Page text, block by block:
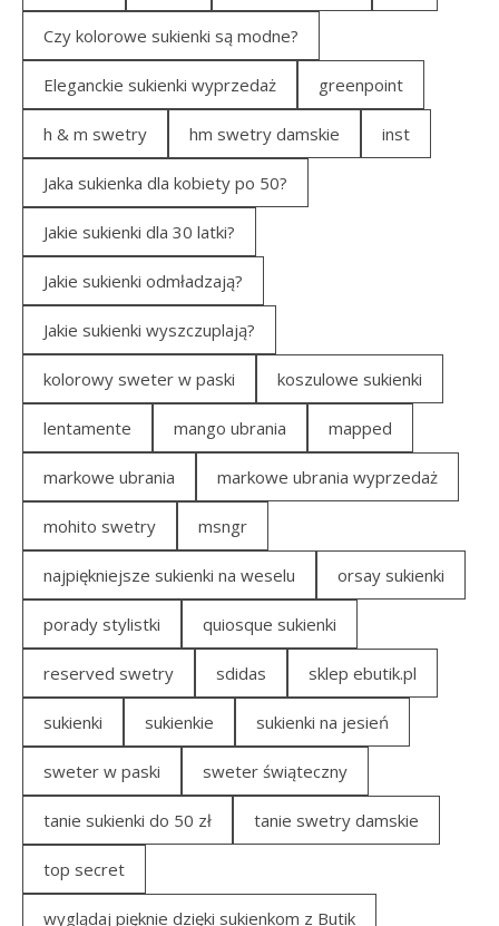
Czy kolorowe sukienki są modne?
Eleganckie sukienki wyprzedaż greenpoint
h & m swetry hm swetry damskie inst
Jaka sukienka dla kobiety po 50?
Jakie sukienki dla 30 latki?
Jakie sukienki odmładzają?
Jakie sukienki wyszczuplają?
kolorowy sweter w paski koszulowe sukienki
lentamente mango ubrania mapped
markowe ubrania markowe ubrania wyprzedaż
mohito swetry msngr
najpiękniejsze sukienki na weselu orsay sukienki
porady stylistki quiosque sukienki
reserved swetry sdidas sklep ebutik.pl
sukienki sukienkie sukienki na jesień
sweter w paski sweter świąteczny
tanie sukienki do 50 zł tanie swetry damskie
top secret
wyglądaj pięknie dzięki sukienkom z Butik